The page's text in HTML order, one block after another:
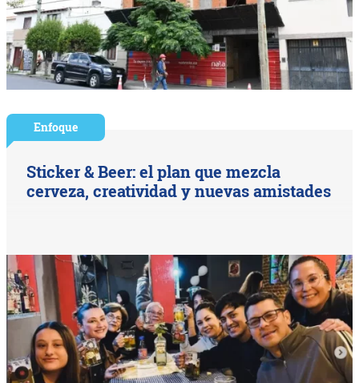
Enfoque
Sticker & Beer: el plan que mezcla
cerveza, creatividad y nuevas amistades